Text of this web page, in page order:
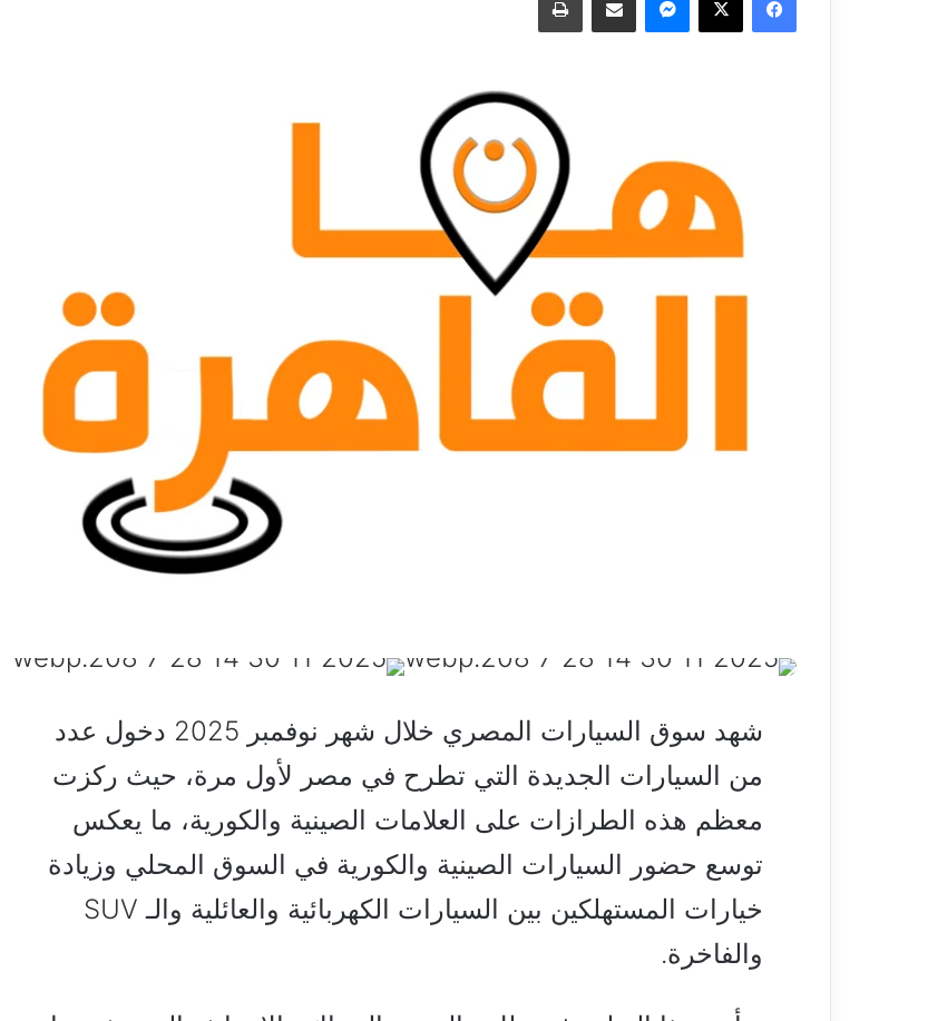
شهد سوق السيارات المصري خلال شهر نوفمبر 2025 دخول عدد
من السيارات الجديدة التي تطرح في مصر لأول مرة، حيث ركزت
معظم هذه الطرازات على العلامات الصينية والكورية، ما يعكس
توسع حضور السيارات الصينية والكورية في السوق المحلي وزيادة
خيارات المستهلكين بين السيارات الكهربائية والعائلية والـ SUV
والفاخرة.